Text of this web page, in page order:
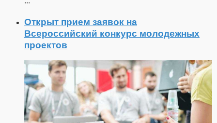
Открыт прием заявок на
Всероссийский конкурс молодежных
проектов